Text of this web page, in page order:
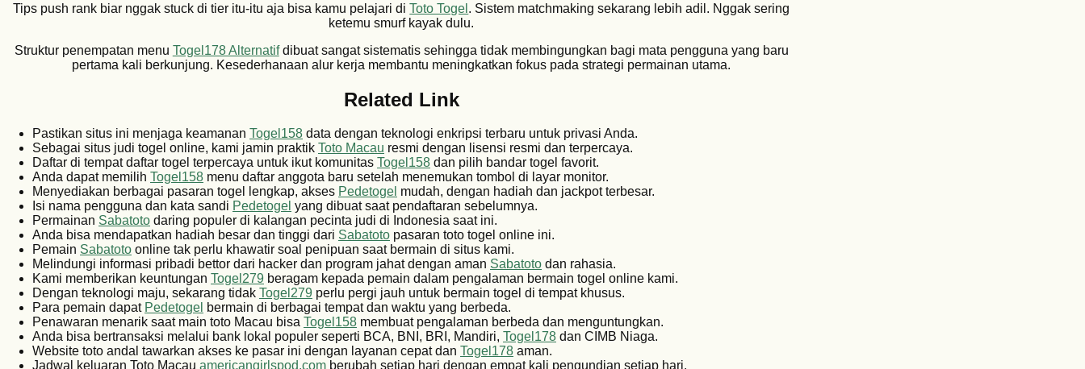
Tips push rank biar nggak stuck di tier itu-itu aja bisa kamu pelajari diToto Togel . Sistem matchmaking sekarang lebih adil. Nggak sering
ketemu smurf kayak dulu.
Struktur penempatan menu Togel178 Alternatifdibuat sangat sistematis sehingga tidak membingungkan bagi mata pengguna yang baru
pertama kali berkunjung. Kesederhanaan alur kerja membantu meningkatkan fokus pada strategi permainan utama.
Related Link
Pastikan situs ini menjaga keamanan Togel158 data dengan teknologi enkripsi terbaru untuk privasi Anda.
Sebagai situs judi togel online, kami jamin praktik Toto Macau resmi dengan lisensi resmi dan terpercaya.
Daftar di tempat daftar togel terpercaya untuk ikut komunitas Togel158 dan pilih bandar togel favorit.
Anda dapat memilih Togel158 menu daftar anggota baru setelah menemukan tombol di layar monitor.
Menyediakan berbagai pasaran togel lengkap, akses Pedetogel mudah, dengan hadiah dan jackpot terbesar.
Isi nama pengguna dan kata sandi Pedetogel yang dibuat saat pendaftaran sebelumnya.
Permainan Sabatoto daring populer di kalangan pecinta judi di Indonesia saat ini.
Anda bisa mendapatkan hadiah besar dan tinggi dari Sabatoto pasaran toto togel online ini.
Pemain Sabatoto online tak perlu khawatir soal penipuan saat bermain di situs kami.
Melindungi informasi pribadi bettor dari hacker dan program jahat dengan aman Sabatoto dan rahasia.
Kami memberikan keuntungan Togel279 beragam kepada pemain dalam pengalaman bermain togel online kami.
Dengan teknologi maju, sekarang tidak Togel279 perlu pergi jauh untuk bermain togel di tempat khusus.
Para pemain dapat Pedetogel bermain di berbagai tempat dan waktu yang berbeda.
Penawaran menarik saat main toto Macau bisa Togel158 membuat pengalaman berbeda dan menguntungkan.
Anda bisa bertransaksi melalui bank lokal populer seperti BCA, BNI, BRI, Mandiri, Togel178 dan CIMB Niaga.
Website toto andal tawarkan akses ke pasar ini dengan layanan cepat dan Togel178 aman.
Jadwal keluaran Toto Macau americangirlspod.com berubah setiap hari dengan empat kali pengundian setiap hari.